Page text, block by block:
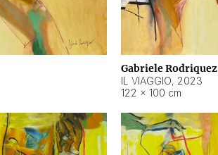
Gabriele Rodriquez
IL VIAGGIO, 2023
122 × 100 cm